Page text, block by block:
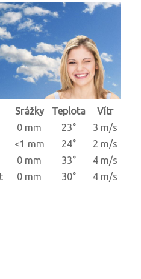
Srážky Teplota
Vítr
0 mm 23°
3 m/s
<1 mm 24°
2 m/s
0 mm 33°
4 m/s
0 mm 30° 4 m/s